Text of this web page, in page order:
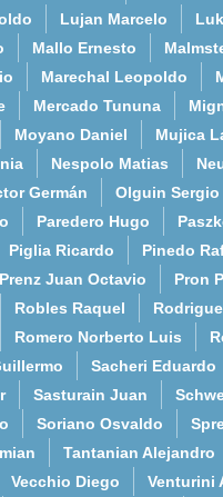
Lujan Marcelo
Mallo Ernesto
Marechal Leopoldo
Mercado Tununa
Moyano Daniel
Mujica
Nespolo Matias
Germán
Olguin Sergio
Paredero Hugo
Piglia Ricardo Pinedo
Prenz Juan Octavio Pron
Robles Raquel
Romero Norberto Luis
Sacheri Eduardo
Sasturain Juan
Soriano Osvaldo
Tantanian Alejandro
Vecchio Diego Venturini